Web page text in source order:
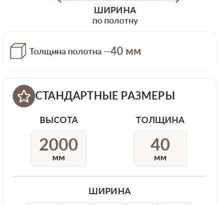
ШИРИНА
по полотну
Толщина полотна —40 мм
СТАНДАРТНЫЕ РАЗМЕРЫ
ВЫСОТА
2000
мм
ШИРИНА
ТОЛЩИНА
40
мм